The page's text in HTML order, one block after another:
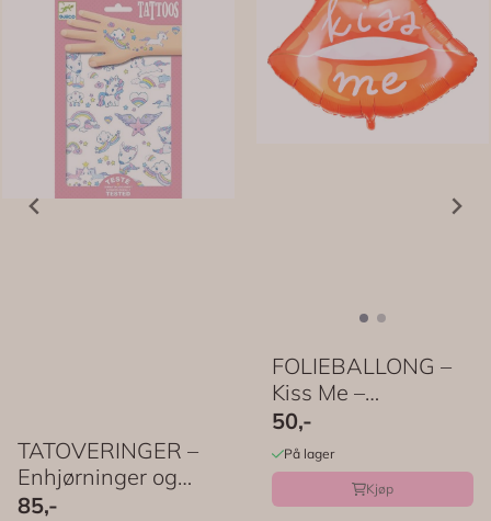
TATOVERINGER –
Enhjørninger og
pastell – 2 ark ...
85,-
FOLIEBALLONG –
Kiss Me –
PartyDeco
50,-
På lager
Kjøp